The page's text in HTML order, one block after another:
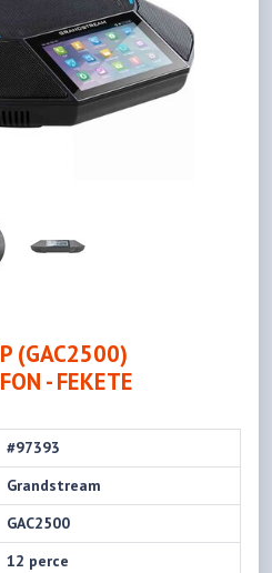
(GAC2500)
- FEKETE
#97393
Grandstream
GAC2500
12 perce